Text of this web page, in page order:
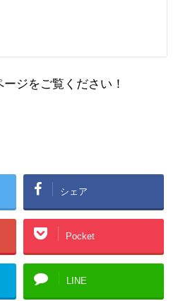
ジをご覧ください！
シェア
Pocket
LINE